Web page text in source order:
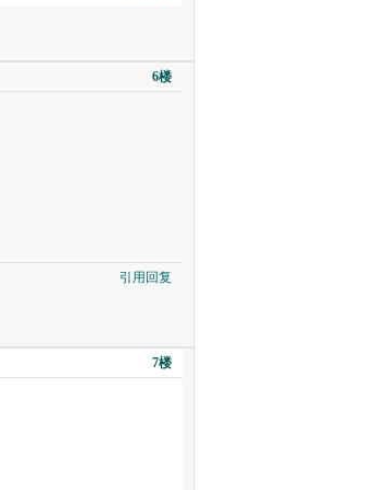
6楼
引用回复
7楼